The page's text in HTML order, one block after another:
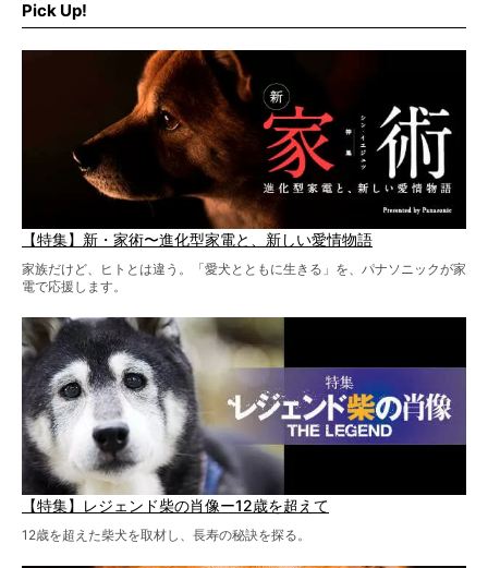
Pick Up!
【特集】新・家術〜進化型家電と、新しい愛情物語
家族だけど、ヒトとは違う。「愛犬とともに生きる」を、パナソニックが家
電で応援します。
【特集】レジェンド柴の肖像ー12歳を超えて
12歳を超えた柴犬を取材し、長寿の秘訣を探る。